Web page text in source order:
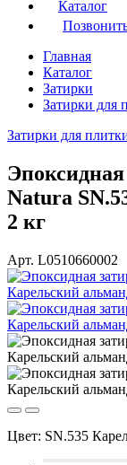
Каталог
Главная
Каталог
Затирки
Затирки для
Затирки для
Natura
2 кг
Арт. L0510660002
Цвет: SN.535